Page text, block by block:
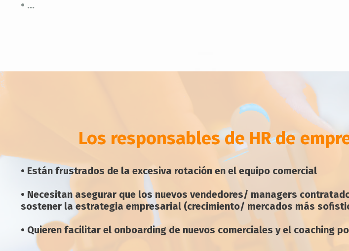
• ...
Los responsables de HR de
• Están frustrados de la excesiva rotación en el equipo comercial
• Necesitan asegurar que los nuevos vendedores/ managers
sostener la estrategia empresarial (crecimiento/ mercados más
• Quieren facilitar el onboarding de nuevos comerciales y el coaching